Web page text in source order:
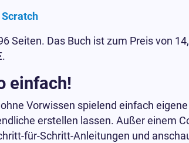
Seiten. Das Buch ist zum Preis von
einfach!
Vorwissen spielend einfach
erstellen lassen. Außer einem
für-Schritt-Anleitungen und